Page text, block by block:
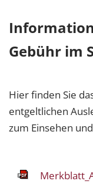
Gebühr im
Hier finden Sie
entgeltlichen
zum Einsehen